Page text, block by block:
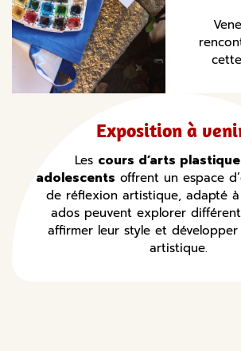
Exposition à
Les cours d’arts
adolescents offrent un espace
de réflexion artistique, adapté à
ados peuvent explorer
affirmer leur style et
artistique.